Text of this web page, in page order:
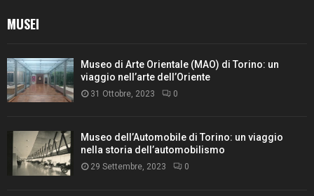
MUSEI
Museo di Arte Orientale (MAO) di Torino: un
viaggio nell’arte dell’Oriente
31 Ottobre, 2023 0
Museo dell’Automobile di Torino: un viaggio
nella storia dell’automobilismo
29 Settembre, 2023 0